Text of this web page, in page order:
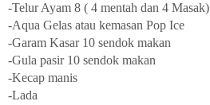
-Telur Ayam 8 ( 4 mentah dan 4 Masak)
-Aqua Gelas atau kemasan Pop Ice
-Garam Kasar 10 sendok makan
-Gula pasir 10 sendok makan
-Kecap manis
-Lada